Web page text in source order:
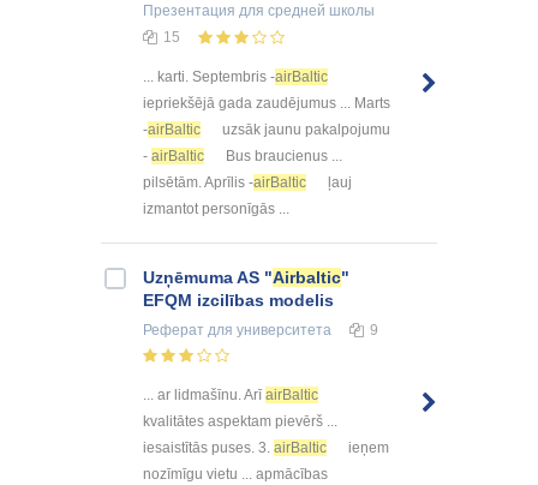
Презентация для средней школы
15
... karti. Septembris -airBaltic
iepriekšējā gada zaudējumus ... Marts
-airBaltic
uzsāk jaunu pakalpojumu
- airBaltic
Bus braucienus ...
pilsētām. Aprīlis -airBaltic
ļauj
izmantot personīgās ...
Uzņēmuma AS "Airbaltic"
EFQM izcilības modelis
Реферат для университета 9
... ar lidmašīnu. ArīairBaltic
kvalitātes aspektam pievērš ...
iesaistītās puses. 3. airBaltic
ieņem
nozīmīgu vietu ... apmācības